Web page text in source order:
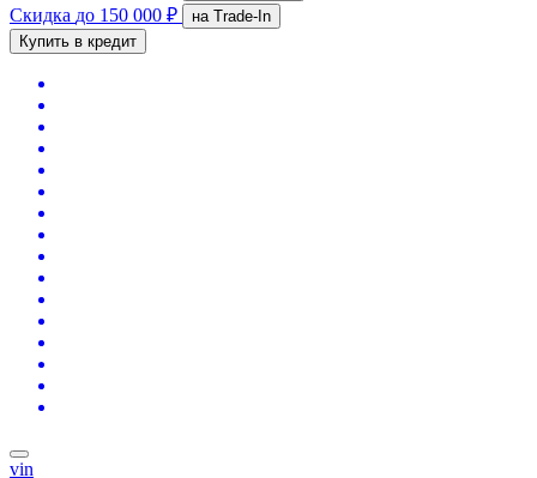
Скидка до 150 000 ₽
на Trade-In
Купить в кредит
vin